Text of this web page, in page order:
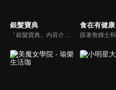
銀髮寶典
「銀髮寶典」內容介紹銀髮族相關的醫療知識，讓爺爺奶奶們能了解銀髮族常見的疾病、或是身體常遇到的問題，並邀請專業的醫師上節目解答，詳細深入且淺顯易懂的方式講述給各位爺爺奶奶們。為銀髮族的身體健康預防把關，讓爺爺奶奶能有一個樂活的退休生活。
食在有健康